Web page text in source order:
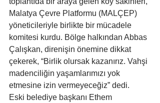
Malatya Çevre Platformu (MALÇEP)
yöneticileriyle birlikte bir mücadele
komitesi kurdu. Bölge halkından Abbas
Çalışkan, direnişin önemine dikkat
çekerek, “Birlik olursak kazanırız. Vahşi
madenciliğin yaşamlarımızı yok
etmesine izin vermeyeceğiz” dedi.
Eski belediye başkanı Ethem